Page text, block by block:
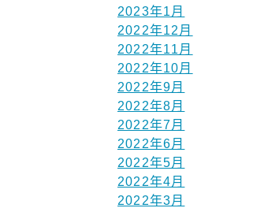
2023年1月
2022年12月
2022年11月
2022年10月
2022年9月
2022年8月
2022年7月
2022年6月
2022年5月
2022年4月
2022年3月